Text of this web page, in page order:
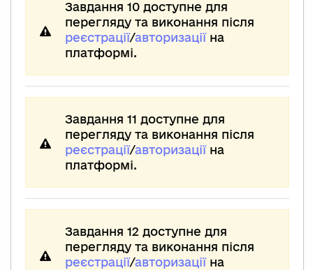
Завдання 10 доступне для
перегляду та виконання після
реєстрації/авторизаціїна
платформі.
Завдання 11 доступне для
перегляду та виконання після
реєстрації/авторизаціїна
платформі.
Завдання 12 доступне для
перегляду та виконання після
реєстрації/авторизаціїна